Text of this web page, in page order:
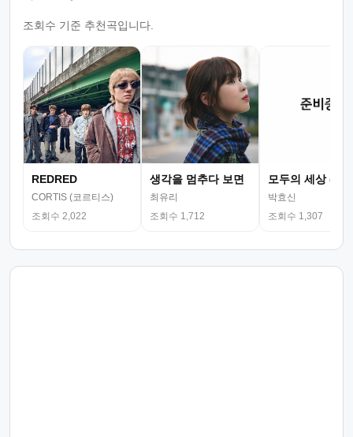
조회수 기준 추천곡입니다.
REDRED
CORTIS (코르티스)
조회수 2,022
생각을 멈추다 보면
최유리
조회수 1,712
모두의 세상 (뮤
박효신
조회수 1,307